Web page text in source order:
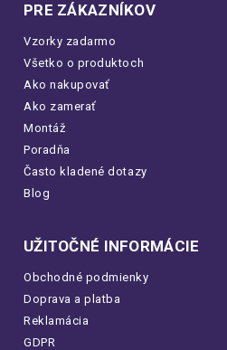
PRE ZÁKAZNÍKOV
Vzorky zadarmo
Všetko o produktoch
Ako nakupovať
Ako zamerať
Montáž
Poradňa
Často kladené dotazy
Blog
UŽITOČNÉ INFORMÁCIE
Obchodné podmienky
Doprava a platba
Reklamácia
GDPR